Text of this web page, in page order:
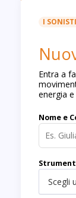
I
Entra a
energia
Nome e
Scegli